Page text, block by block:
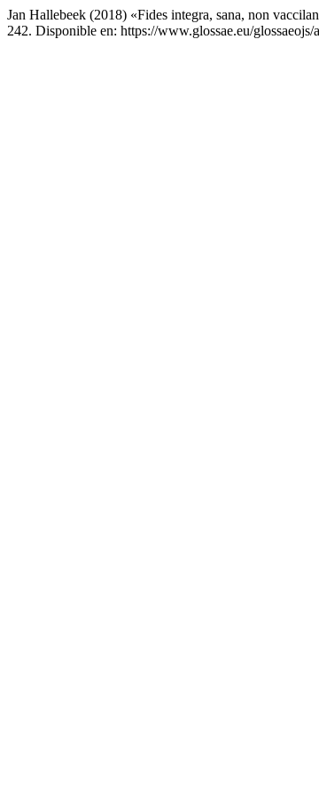
Jan Hallebeek (2018) «Fides integra, sana, non
242. Disponible en: https://www.glossae.eu/